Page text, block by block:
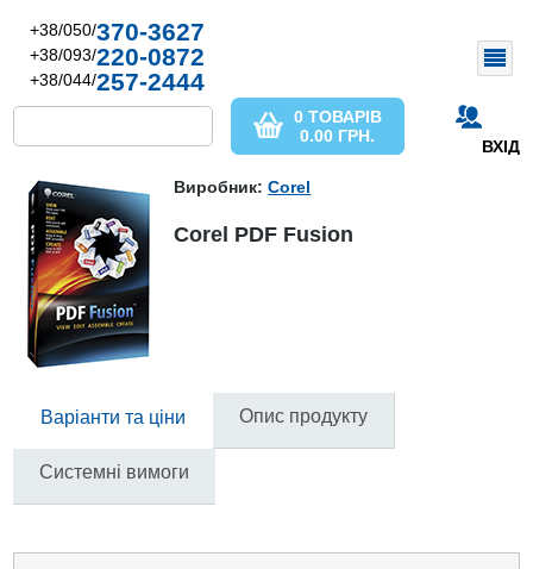
+38/050/370-3627
+38/093/220-0872
+38/044/257-2444
ВХІД
0 ТОВАРІВ
0.00 ГРН.
Виробник:Corel
Corel PDF Fusion
Варіанти та ціни Опис продукту
Системні вимоги